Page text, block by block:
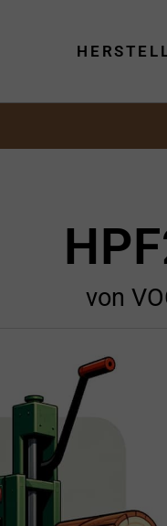
von